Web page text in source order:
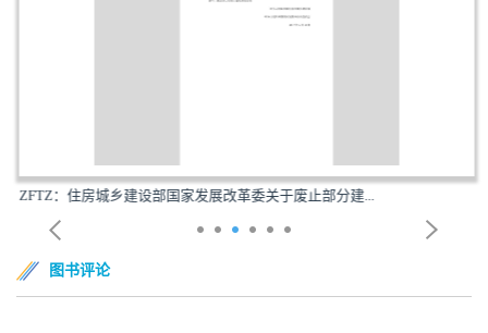
ZFTZ：住房城乡建设部国家发展改革委关于废止部分建...
图书评论